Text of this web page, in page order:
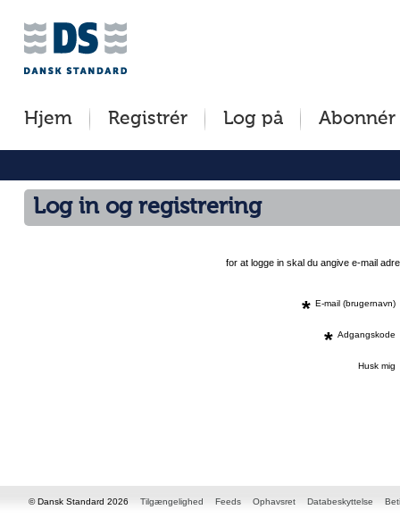
Jump
[s]Hjem Registrér Log på Abonnér
Log in og registrering
for at logge in skal du angive e-mail
* E-mail (brugernavn)
* Adgangskode
Husk mig
© Dansk Standard 2026 Tilgængelighed Feeds Ophavsret Databeskyttelse